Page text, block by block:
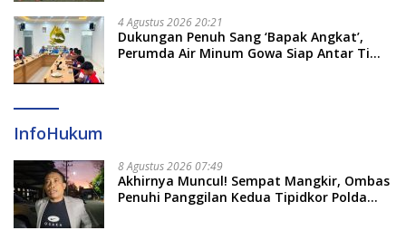
4 Agustus 2026 20:21
Dukungan Penuh Sang ‘Bapak Angkat’,
Perumda Air Minum Gowa Siap Antar Tim
InfoHukum
8 Agustus 2026 07:49
Akhirnya Muncul! Sempat Mangkir, Ombas
Penuhi Panggilan Kedua Tipidkor Polda